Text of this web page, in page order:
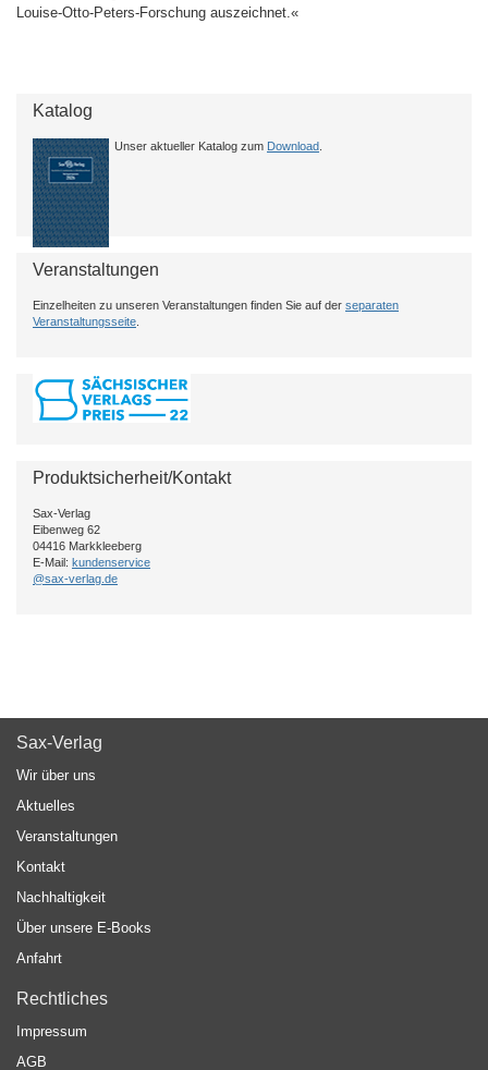
Louise-Otto-Peters-Forschung auszeichnet.«
Katalog
Unser aktueller Katalog zum Download
Veranstaltungen
Einzelheiten zu unseren Veranstaltungen finden Sie auf der separaten
Veranstaltungsseite
Produktsicherheit/Kontakt
Sax-Verlag
Eibenweg 62
04416 Markkleeberg
E-Mail: kundenservice
@sax-verlag.de
Sax-Verlag
Wir über uns
Aktuelles
Veranstaltungen
Kontakt
Nachhaltigkeit
Über unsere E-Books
Anfahrt
Rechtliches
Impressum
AGB